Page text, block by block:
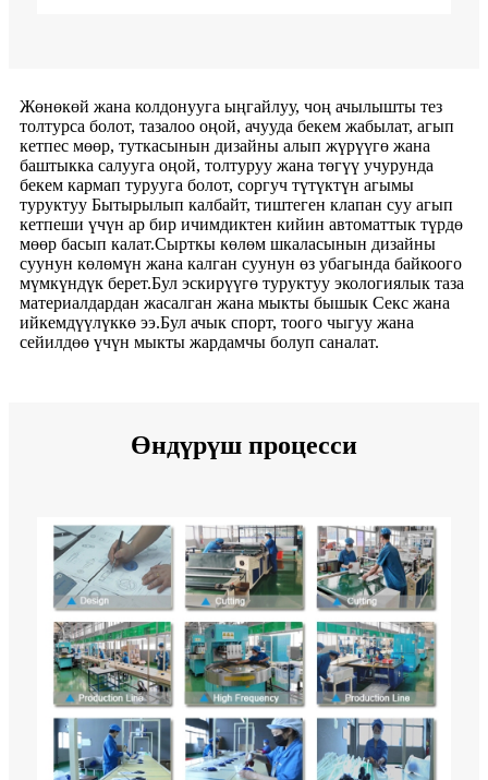
Жөнөкөй жана колдонууга ыңгайлуу, чоң ачылышты тез
толтурса болот, тазалоо оңой, ачууда бекем жабылат, агып
кетпес мөөр, туткасынын дизайны алып жүрүүгө жана
баштыкка салууга оңой, толтуруу жана төгүү учурунда
бекем кармап турууга болот, соргуч түтүктүн агымы
туруктуу Бытырылып калбайт, тиштеген клапан суу агып
кетпеши үчүн ар бир ичимдиктен кийин автоматтык түрдө
мөөр басып калат.Сырткы көлөм шкаласынын дизайны
суунун көлөмүн жана калган суунун өз убагында байкоого
мүмкүндүк берет.Бул эскирүүгө туруктуу экологиялык таза
материалдардан жасалган жана мыкты бышык Секс жана
ийкемдүүлүккө ээ.Бул ачык спорт, тоого чыгуу жана
сейилдөө үчүн мыкты жардамчы болуп саналат.
Өндүрүш процесси